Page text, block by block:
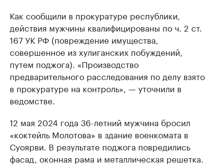
Как сообщили в прокуратуре республики,
действия мужчины квалифицированы по ч. 2 ст.
167 УК РФ (повреждение имущества,
совершенное из хулиганских побуждений,
путем поджога). «Производство
предварительного расследования по делу взято
в прокуратуре на контроль», — уточнили в
ведомстве.
12 мая 2024 года 36-летний мужчина бросил
«коктейль Молотова» в здание военкомата в
Суоярви. В результате поджога повредились
фасад, оконная рама и металлическая решетка.